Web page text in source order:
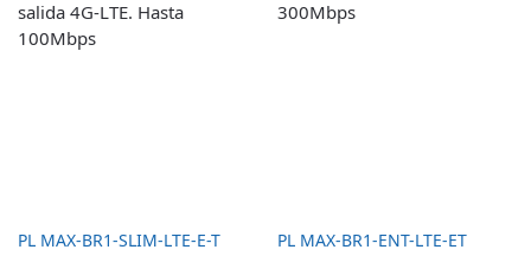
PL MAX-BR1-SLIM-LTE-E-T PL MAX-BR1-ENT-LTE-ET